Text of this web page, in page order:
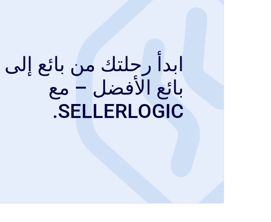
ابدأ رحلتك من بائع إلى
بائع الأفضل – مع
SELLERLOGIC.